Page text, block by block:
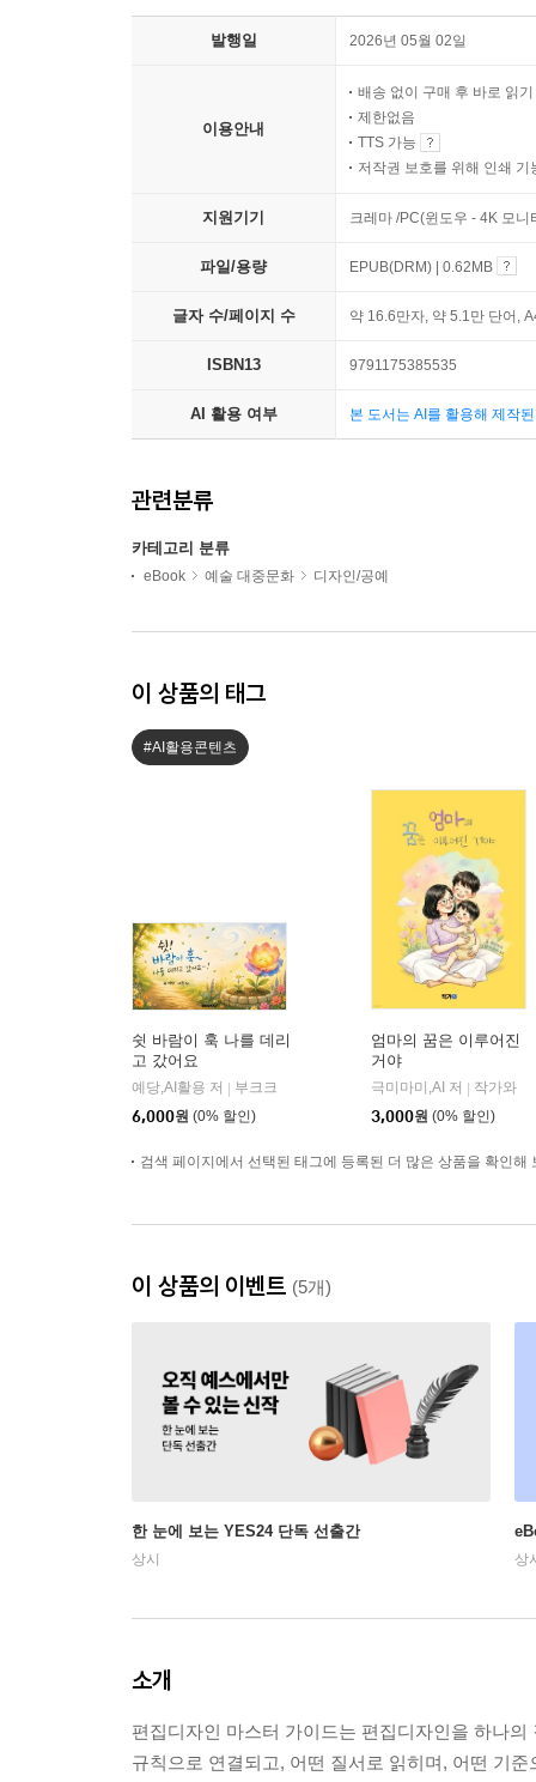
발행일 2026년 05월 02일
이용안내
배송 없이 구매 후 바로 읽기
제한없음
TTS 가능
저작권 보호를 위해 인쇄 기
지원기기 크레마 /PC(윈도우 - 4K 모
파일/용량 EPUB(DRM) | 0.62MB
글자 수/페이지 수 약 16.6만자, 약 5.1만 단어,
ISBN13 9791175385535
AI 활용 여부 본 도서는 AI를 활용해 제작
관련분류
카테고리 분류
eBook 예술 대중문화 디자인/공예
이 상품의 태그
#AI활용콘텐츠
쉿 바람이 훅 나를 데리
고 갔어요
예당,AI활용 저
부크크
6,000원 (0% 할인)
엄마의 꿈은 이루어진
거야
극미마미,AI 저
작가와
3,000원 (0% 할인)
검색 페이지에서 선택된 태그에 등록된 더 많은 상품을 확인해
이 상품의 이벤트 (5개)
한 눈에 보는 YES24 단독 선출간
상시 상
소개
편집디자인 마스터 가이드는 편집디자인을 하나
규칙으로 연결되고, 어떤 질서로 읽히며, 어떤 기